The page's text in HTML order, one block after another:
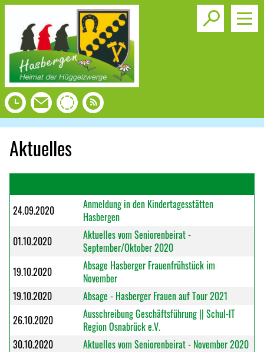
Toggle
Aktuelles
24.09.2020
Anmeldung in den Kindertagesstätten
Hasbergen
01.10.2020
Aktuelles vom Seniorenbeirat -
September/Oktober 2020
19.10.2020
Absage Hasberger Frauenfrühstück im
November
19.10.2020
Absage - Hasberger Frauen auf Tour 2021
26.10.2020
Ausschreibung Geschäftsführung || Schul-IT
Region Osnabrück e.V.
30.10.2020
Aktuelles vom Seniorenbeirat - November 2020